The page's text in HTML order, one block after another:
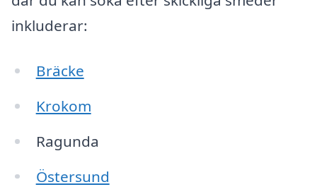
inkluderar:
Bräcke
Krokom
Ragunda
Östersund